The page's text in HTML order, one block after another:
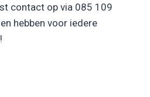
contact op via 085 109
hebben voor iedere